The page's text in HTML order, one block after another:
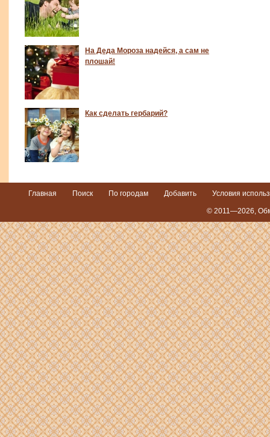
На Деда Мороза надейся, а сам не
плошай!
Как сделать гербарий?
Главная Поиск По городам Добавить Условия
© 2011—2026,